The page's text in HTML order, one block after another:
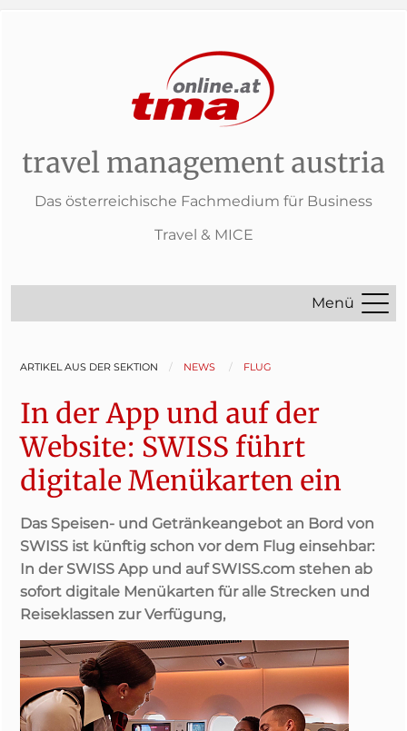
travel management austria
Das österreichische Fachmedium für Business
Travel & MICE
Menü
ARTIKEL AUS DER SEKTION NEWS FLUG
In der App und auf der
Website: SWISS führt
digitale Menükarten ein
Das Speisen- und Getränkeangebot an Bord von
SWISS ist künftig schon vor dem Flug einsehbar:
In der SWISS App und auf SWISS.com stehen ab
sofort digitale Menükarten für alle Strecken und
Reiseklassen zur Verfügung,